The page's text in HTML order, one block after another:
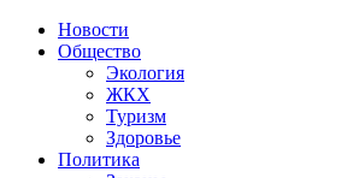
Новости
Общество
Экология
ЖКХ
Туризм
Здоровье
Политика